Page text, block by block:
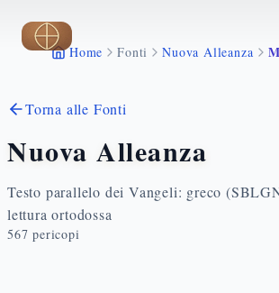
Vai al contenuto principale
Home Fonti Nuova Alleanza
Torna alle Fonti
Nuova Alleanza
Testo parallelo dei Vangeli: greco
lettura ortodossa
567 pericopi